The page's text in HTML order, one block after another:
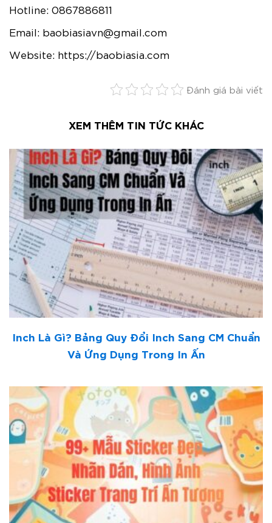
Hotline: 0867886811
Email: baobiasiavn@gmail.com
Website: https://baobiasia.com
Đánh giá bài viết
XEM THÊM TIN TỨC KHÁC
Inch Là Gì? Bảng Quy Đổi Inch Sang CM Chuẩn
Và Ứng Dụng Trong In Ấn